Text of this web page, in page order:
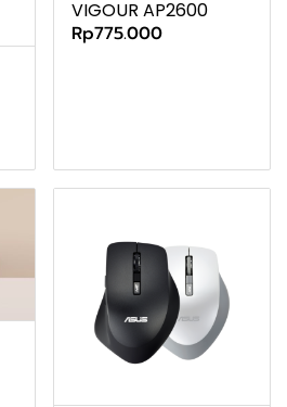
VIGOUR AP2600
Rp775.000